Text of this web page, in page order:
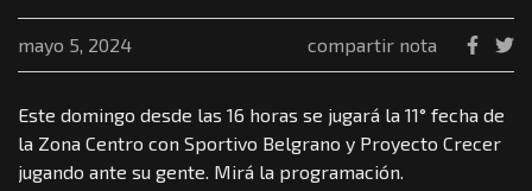
mayo 5, 2024 compartir nota
Este domingo desde las 16 horas se jugará la 11° fecha de
la Zona Centro con Sportivo Belgrano y Proyecto Crecer
jugando ante su gente. Mirá la programación.